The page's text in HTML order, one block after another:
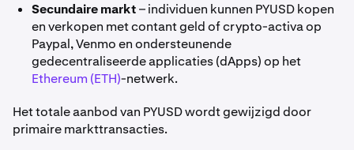
Secundaire markt– individuen kunnen PYUSD kopen
en verkopen met contant geld of crypto-activa op
Paypal, Venmo en ondersteunende
gedecentraliseerde applicaties (dApps) op het
Ethereum (ETH)-netwerk.
Het totale aanbod van PYUSD wordt gewijzigd door
primaire markttransacties.